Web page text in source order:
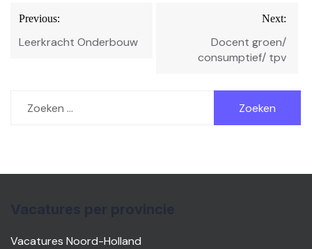
Bericht
navigatie
Previous:
Leerkracht Onderbouw
Next:
Docent groen/
consumptief/ tpv
naar:
Vacatures Noord-Holland